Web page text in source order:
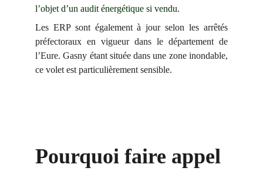
l’objet d’un audit énergétique si vendu.
Les ERP sont également à jour selon les arrêtés
préfectoraux en vigueur dans le département de
l’Eure. Gasny étant située dans une zone inondable,
ce volet est particulièrement sensible.
Pourquoi faire appel